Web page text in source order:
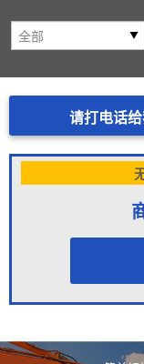
请打电话